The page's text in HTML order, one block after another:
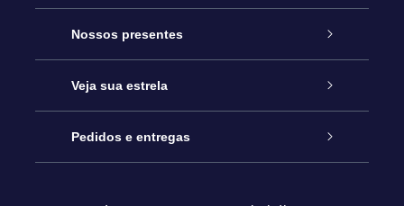
Serviço
Entre em contato conosco
Blog
Nossos presentes
Presente estrelar on-line
Pacote de presente da OSR
Veja sua estrela
Star Register
Pedidos e entregas